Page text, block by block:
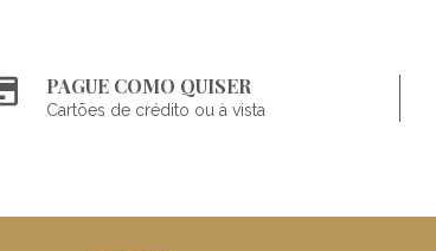
PAGUE COMO QUISER
Cartões de crédito ou à vista